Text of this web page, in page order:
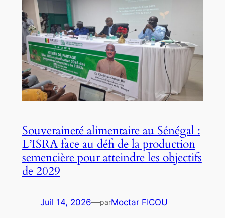
Souveraineté alimentaire au Sénégal :
L’ISRA face au défi de la production
semencière pour atteindre les objectifs
de 2029
Juil 14, 2026—parMoctar FICOU